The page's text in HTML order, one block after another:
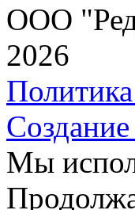
ООО
2026
Создание
Мы